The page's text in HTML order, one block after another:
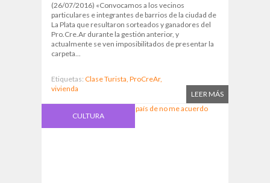
(26/07/2016) «Convocamos a los vecinos
particulares e integrantes de barrios de la ciudad de
La Plata que resultaron sorteados y ganadores del
Pro.Cre.Ar durante la gestión anterior, y
actualmente se ven imposibilitados de presentar la
carpeta...
LEER MÁS
Etiquetas: Clase Turista, ProCreAr,
vivienda
CULTURA